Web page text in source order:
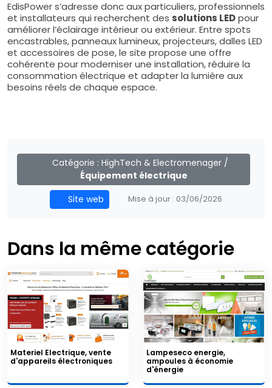
EdisPower s’adresse donc aux particuliers, professionnels
et installateurs qui recherchent des solutions LEDpour
améliorer l’éclairage intérieur ou extérieur. Entre spots
encastrables, panneaux lumineux, projecteurs, dalles LED
et accessoires de pose, le site propose une offre
cohérente pour moderniser une installation, réduire la
consommation électrique et adapter la lumière aux
besoins réels de chaque espace.
Catégorie : HighTech & Electromenager/
Équipement électrique
Site web
Mise à jour : 03/06/2026
Dans la même catégorie
Materiel Electrique, vente
d'appareils électroniques
Lampeseco energie,
ampoules à économie
d'énergie